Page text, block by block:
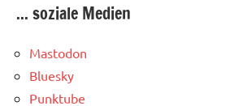
... soziale Medien
Mastodon
Bluesky
Punktube